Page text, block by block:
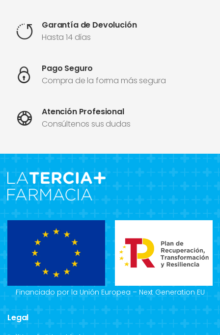
Garantía de Devolución
Hasta 14 días
Pago Seguro
Compra de la forma más segura
Atención Profesional
Consúltenos sus dudas
Financiado por la Unión Europea – Next Generation EU
Legal